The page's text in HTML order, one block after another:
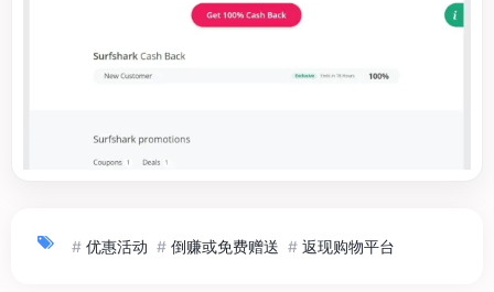
# 优惠活动 # 倒赚或免费赠送 # 返现购物平台